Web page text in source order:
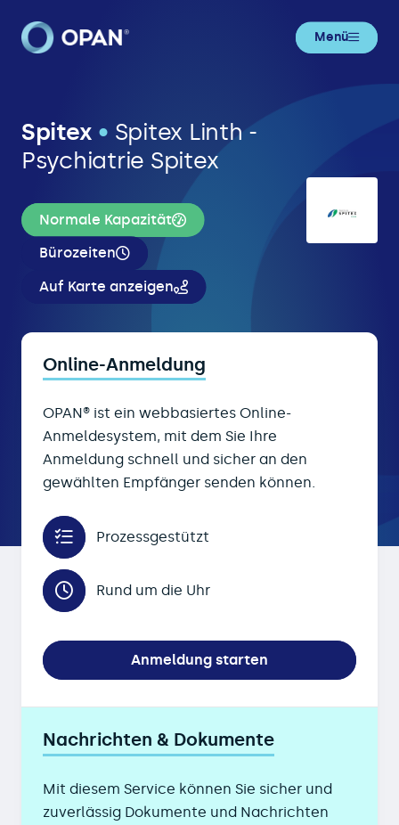
Menü
Spitex • Spitex Linth -
Psychiatrie Spitex
Normale Kapazität
Bürozeiten
Auf Karte anzeigen
Online-Anmeldung
OPAN® ist ein webbasiertes Online-
Anmeldesystem, mit dem Sie Ihre
Anmeldung schnell und sicher an den
gewählten Empfänger senden können.
Prozessgestützt
Rund um die Uhr
Anmeldung starten
Nachrichten & Dokumente
Mit diesem Service können Sie sicher und
zuverlässig Dokumente und Nachrichten